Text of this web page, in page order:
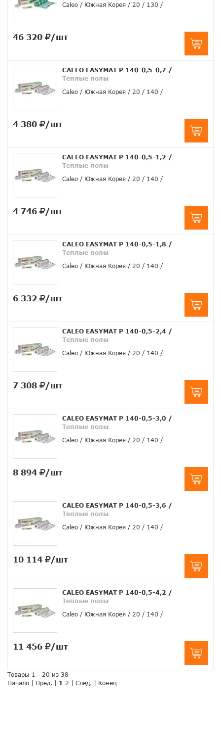
Caleo Южная Корея 20 130
46 320 /шт
CALEO EASYMAT Р 140-0,5-0,7 /
Теплые полы
Caleo
Южная Корея 20 140
4 380 /шт
CALEO EASYMAT Р 140-0,5-1,2 /
Теплые полы
Caleo
Южная Корея 20 140
4 746 /шт
CALEO EASYMAT Р 140-0,5-1,8 /
Теплые полы
Caleo
Южная Корея 20 140
6 332 /шт
CALEO EASYMAT Р 140-0,5-2,4 /
Теплые полы
Caleo
Южная Корея 20 140
7 308 /шт
CALEO EASYMAT Р 140-0,5-3,0 /
Теплые полы
Caleo
Южная Корея 20 140
8 894 /шт
CALEO EASYMAT Р 140-0,5-3,6 /
Теплые полы
Caleo
Южная Корея 20 140
10 114 /шт
CALEO EASYMAT Р 140-0,5-4,2 /
Теплые полы
Caleo
Южная Корея 20 140
11 456 /шт
Товары 1 - 20 из 38
Начало | Пред. | 1 2 След. Конец